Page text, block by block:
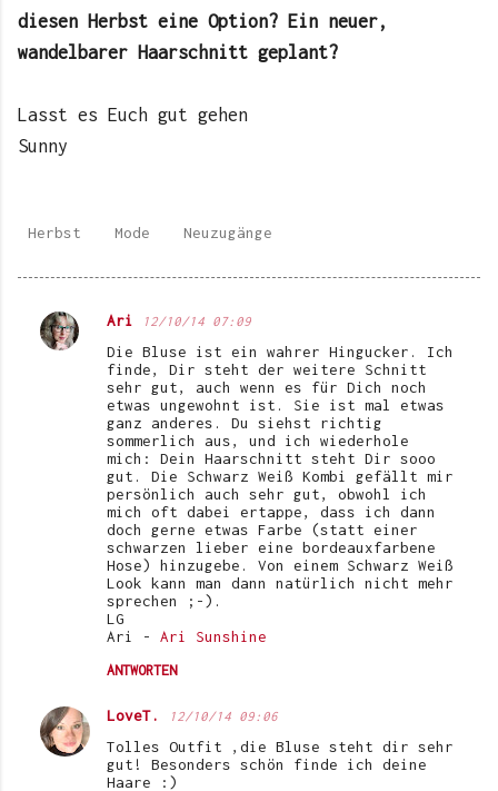
diesen Herbst eine Option? Ein neuer,
wandelbarer Haarschnitt geplant?
Lasst es Euch gut gehen
Sunny
Herbst Mode Neuzugänge
K
Ari 12/10/14 07:09
Die Bluse ist ein wahrer Hingucker. Ich
finde, Dir steht der weitere Schnitt
sehr gut, auch wenn es für Dich noch
etwas ungewohnt ist. Sie ist mal etwas
ganz anderes. Du siehst richtig
sommerlich aus, und ich wiederhole
mich: Dein Haarschnitt steht Dir sooo
gut. Die Schwarz Weiß Kombi gefällt mir
persönlich auch sehr gut, obwohl ich
mich oft dabei ertappe, dass ich dann
doch gerne etwas Farbe (statt einer
schwarzen lieber eine bordeauxfarbene
Hose) hinzugebe. Von einem Schwarz Weiß
Look kann man dann natürlich nicht mehr
sprechen ;-).
LG
Ari - Ari Sunshine
ANTWORTEN
LoveT. 12/10/14 09:06
Tolles Outfit ,die Bluse steht dir sehr
gut! Besonders schön finde ich deine
Haare :)